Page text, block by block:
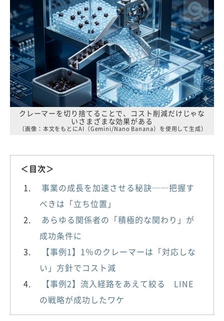
クレーマーを切り捨てることで、コスト削減だけじゃな
いさまざまな効果がある
（画像：本文をもとにAI（Gemini/Nano Banana）を使用して生成）
＜目次＞
事業の成長を加速させる秘訣──把握す
べきは「立ち位置」
あらゆる関係者の「積極的な関わり」が
成功条件に
【事例1】1％のクレーマーは「対応しな
い」方針でコスト減
【事例2】流入経路をあえて絞る LINE
の戦略が成功したワケ